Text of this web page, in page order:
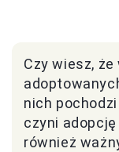
Czy wiesz,
nich
czyni
również